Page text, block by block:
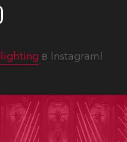
в Instagram!